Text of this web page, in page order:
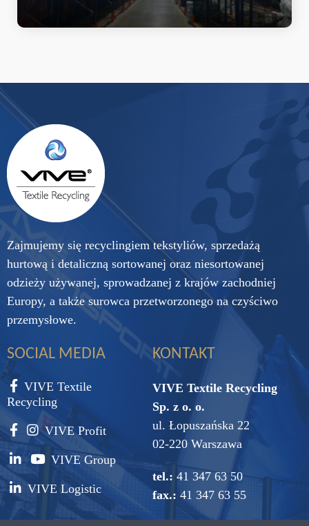
Zajmujemy się recyclingiem tekstyliów, sprzedażą
hurtową i detaliczną sortowanej oraz niesortowanej
odzieży używanej, sprowadzanej z krajów zachodniej
Europy, a także surowca przetworzonego na czyściwo
przemysłowe.
SOCIAL MEDIA
VIVE Textile
Recycling
VIVE Profit
VIVE Group
VIVE Logistic
KONTAKT
VIVE Textile Recycling
Sp. z o. o.
ul. Łopuszańska 22
02-220 Warszawa
tel.: 41 347 63 50
fax.: 41 347 63 55